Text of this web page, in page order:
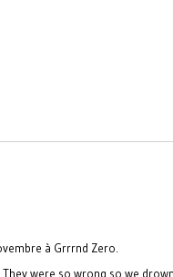
à Grrrnd Zero.
were so wrong so we